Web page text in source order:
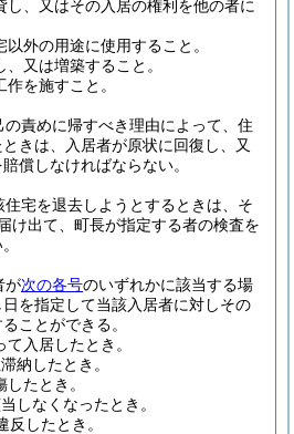
し、又はその入居の権利を他の者に
外の用途に使用すること。
又は増築すること。
を施すこと。
の責めに帰すべき理由によって、住
きは、入居者が原状に回復し、又
償しなければならない。
住宅を退去しようとするときは、そ
け出て、町長が指定する者の検査を
が次の各号のいずれかに該当する場
を指定して当該入居者に対しその
ことができる。
入居したとき。
納したとき。
たとき。
しなくなったとき。
反したとき。